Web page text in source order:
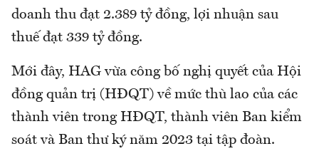
doanh thu đạt 2.389 tỷ đồng, lợi nhuận sau
thuế đạt 339 tỷ đồng.
Mới đây, HAG vừa công bố nghị quyết của Hội
đồng quản trị (HĐQT) về mức thù lao của các
thành viên trong HĐQT, thành viên Ban kiểm
soát và Ban thư ký năm 2023 tại tập đoàn.